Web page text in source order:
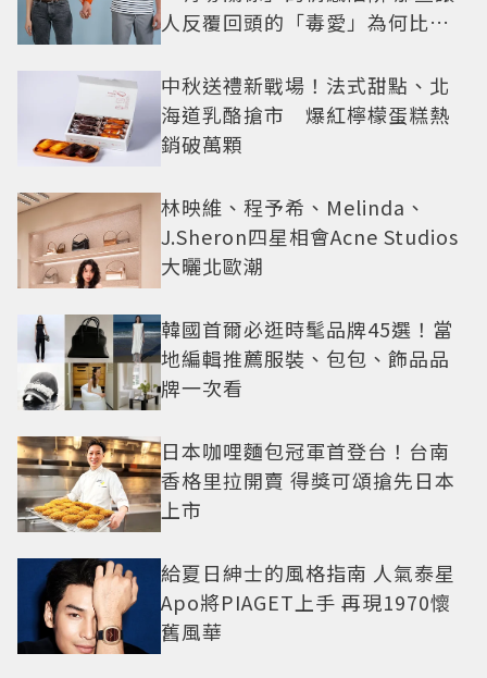
人反覆回頭的「毒愛」為何比菸
中秋送禮新戰場！法式甜點、北
海道乳酪搶市 爆紅檸檬蛋糕熱
銷破萬顆
林映維、程予希、Melinda、
J.Sheron四星相會Acne Studios
大曬北歐潮
韓國首爾必逛時髦品牌45選！當
地編輯推薦服裝、包包、飾品品
牌一次看
日本咖哩麵包冠軍首登台！台南
香格里拉開賣 得獎可頌搶先日本
上市
給夏日紳士的風格指南 人氣泰星
Apo將PIAGET上手 再現1970懷
舊風華